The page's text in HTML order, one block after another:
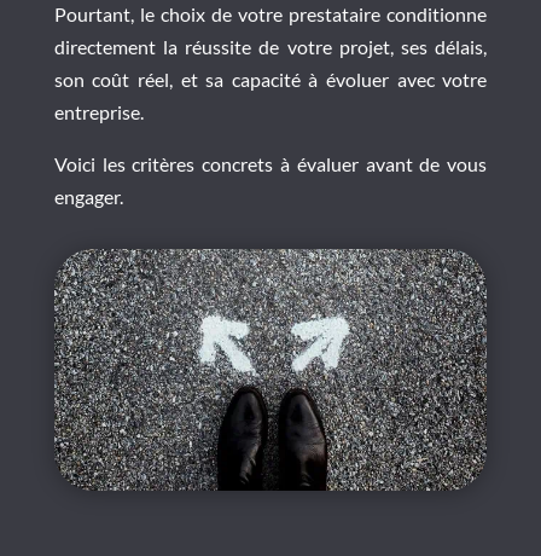
Pourtant, le choix de votre prestataire conditionne
directement la réussite de votre projet, ses délais,
son coût réel, et sa capacité à évoluer avec votre
entreprise.
Voici les critères concrets à évaluer avant de vous
engager.